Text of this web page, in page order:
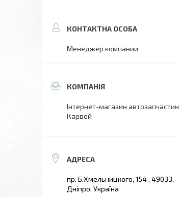
Менеджер компании
Інтернет-магазин автозапчастин
Карвей
пр. Б.Хмельницкого, 154 , 49033,
Дніпро, Україна